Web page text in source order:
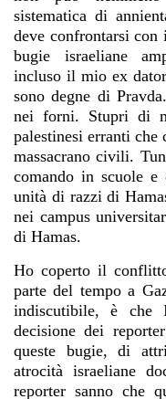
sistematica di
deve confrontarsi
bugie israeliane
incluso il mio ex
sono degne di
nei forni. Stupri di
palestinesi erranti che
massacrano civili.
comando in scuole
unità di razzi di
nei campus
di Hamas.
Ho coperto il
parte del tempo a
indiscutibile, è che
decisione dei
queste bugie, di
atrocità israeliane
reporter sanno che